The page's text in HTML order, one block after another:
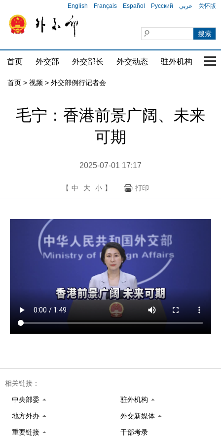
English Français Español Русский عربي 关怀版
首页 外交部 外交部长 外交动态 驻外机构 国
首页 > 视频 > 外交部例行记者会
毛宁：香港前景广阔、未来
可期
2025-07-01 17:17
【 中 大 小 】 打印
相关链接：
中央部委 驻外机构
地方外办 外交新媒体
重要链接 干部考录